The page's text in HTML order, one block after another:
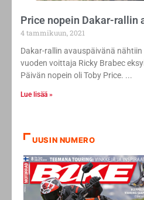
Price nopein Dakar-rallin
4 tammikuun, 2021
Dakar-rallin avauspäivänä
vuoden voittaja Ricky Brabec
Päivän nopein oli Toby Price.
Lue lisää »
UUSIN NUMERO